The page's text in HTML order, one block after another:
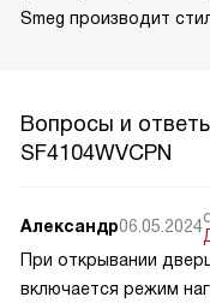
Smeg производит
Вопросы и
SF4104WVCPN
Александр06.05.2024
При открывании
включается режим